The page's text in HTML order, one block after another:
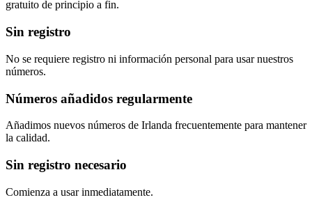
gratuito de principio a fin.
Sin registro
No se requiere registro ni información personal para usar nuestros
números.
Números añadidos regularmente
Añadimos nuevos números de Irlanda frecuentemente para mantener
la calidad.
Sin registro necesario
Comienza a usar inmediatamente.